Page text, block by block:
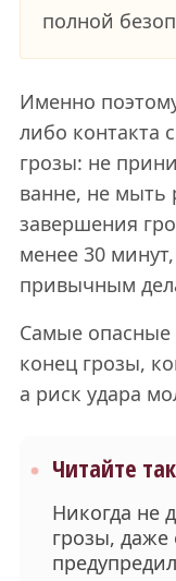
полной
Именно
либо контакта
грозы: не
ванне, не мыть
завершения
менее 30
привычным
Самые
конец грозы,
а риск удара
Читайте
Никогда не
грозы, даже